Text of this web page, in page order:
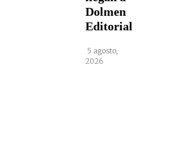
Dolmen
Editorial
5 agosto,
2026